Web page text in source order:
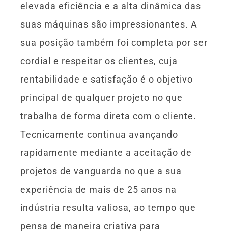
elevada eficiência e a alta dinâmica das
suas máquinas são impressionantes. A
sua posição também foi completa por ser
cordial e respeitar os clientes, cuja
rentabilidade e satisfação é o objetivo
principal de qualquer projeto no que
trabalha de forma direta com o cliente.
Tecnicamente continua avançando
rapidamente mediante a aceitação de
projetos de vanguarda no que a sua
experiência de mais de 25 anos na
indústria resulta valiosa, ao tempo que
pensa de maneira criativa para